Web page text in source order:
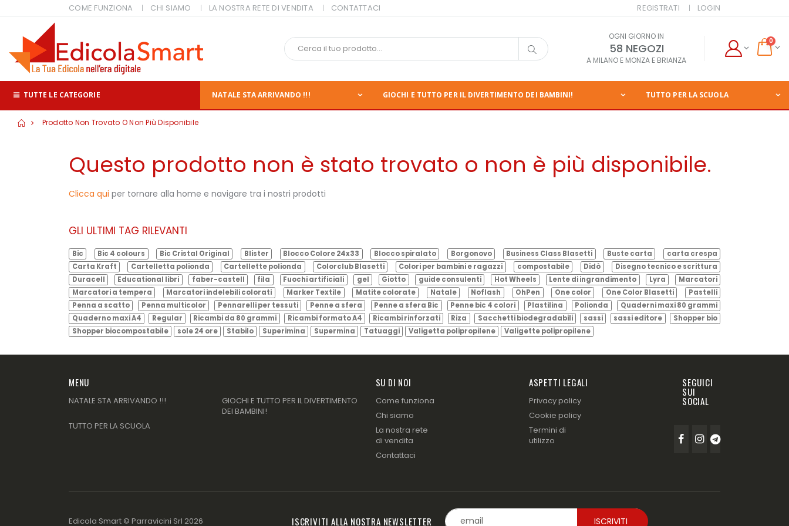
COME FUNZIONA CHI SIAMO LA NOSTRA RETE DI VENDITA CONTATTACI REGISTRATI LOGIN
OGNI GIORNO IN
58 NEGOZI
A MILANO E MONZA E BRIANZA
0
TUTTE LE CATEGORIE NATALE STA ARRIVANDO !!! GIOCHI E TUTTO PER IL DIVERTIMENTO DEI BAMBINI! TUTTO PER LA SCUOLA
Prodotto Non Trovato O Non Più Disponibile
Questo prodotto non è stato trovato o non è più disponibile.
Clicca qui per tornare alla home e navigare tra i nostri prodotti
GLI ULTIMI TAG RILEVANTI
Bic Bic 4 colours Bic Cristal Original Blister Blocco Colore 24x33 Blocco spiralato Borgonovo Business Class Blasetti Buste carta
carta crespa
Carta Kraft
Cartelletta polionda Cartellette polionda Colorclub Blasetti Colori per bambini e ragazzi compostabile Didò
Disegno tecnico e scrittura
Duracell
Educational libri faber-castell fila Fuochi artificiali gel Giotto guide consulenti Hot Wheels Lente di ingrandimento Lyra
Marcatori
Marcatori a tempera
Marcatori indelebili colorati Marker Textile Matite colorate Natale Noflash OhPen One color One Color Blasetti
Pastelli
Penna a scatto
Penna multicolor Pennarelli per tessuti Penne a sfera Penne a sfera Bic Penne bic 4 colori Plastilina Polionda
Quaderni maxi 80 grammi
Quaderno maxi A4
Regular Ricambi da 80 grammi Ricambi formato A4 Ricambi rinforzati Riza Sacchetti biodegradabili sassi sassi editore
Shopper bio
Shopper biocompostabile
sole 24 ore Stabilo Superimina Supermina Tatuaggi Valigetta polipropilene Valigette polipropilene
MENU
NATALE STA ARRIVANDO !!!
GIOCHI E TUTTO PER IL DIVERTIMENTO
DEI BAMBINI!
TUTTO PER LA SCUOLA
SU DI NOI
Come funziona
Chi siamo
La nostra rete
di vendita
Contattaci
ASPETTI LEGALI
Privacy policy
Cookie policy
Termini di
utilizzo
SEGUICI
SUI
SOCIAL
Edicola Smart © Parravicini Srl 2026 ISCRIVITI ALLA NOSTRA NEWSLETTER